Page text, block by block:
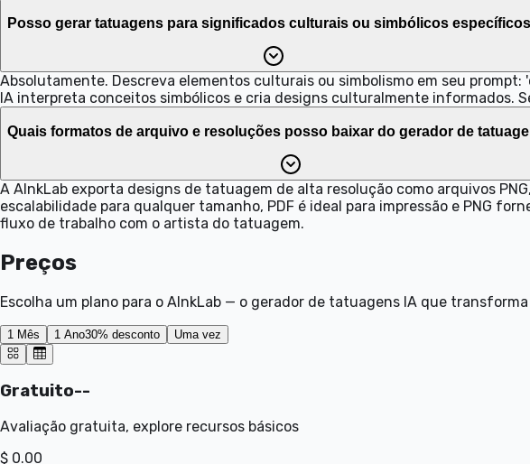
Posso gerar tatuagens para significados culturais ou simbólicos
Absolutamente. Descreva elementos culturais ou simbolismo em seu
IA interpreta conceitos simbólicos e cria designs culturalmente informados.
Quais formatos de arquivo e resoluções posso baixar do gerador de
A AInkLab exporta designs de tatuagem de alta resolução como arquivos
escalabilidade para qualquer tamanho, PDF é ideal para impressão e PNG
fluxo de trabalho com o artista do tatuagem.
Preços
Escolha um plano para o AInkLab — o gerador de tatuagens IA que
1 Mês 1 Ano30% desconto Uma vez
Gratuito--
Avaliação gratuita, explore recursos básicos
$ 0.00